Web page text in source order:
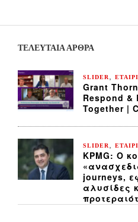
ΤΕΛΕΥΤΑΙΑ ΆΡΘΡΑ
SLIDER
Grant
Respond &
Together |
SLIDER
KPMG: Ο
journeys,
αλυσίδες